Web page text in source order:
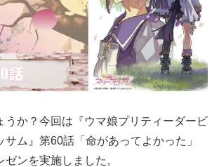
うか？今回は『ウマ娘プリティーダービ
ム』第60話「命があってよかった」
ンを実施しました。